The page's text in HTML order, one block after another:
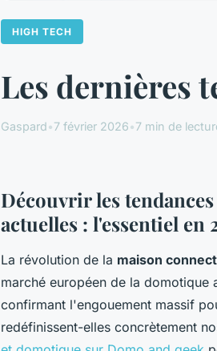
HIGH TECH
Les dernières
Gaspard•7 février 2026•7 min de
Découvrir les
actuelles : l'essentiel en
La révolution de la maison
marché européen de la domotique
confirmant l'engouement massif
redéfinissent-elles concrètement